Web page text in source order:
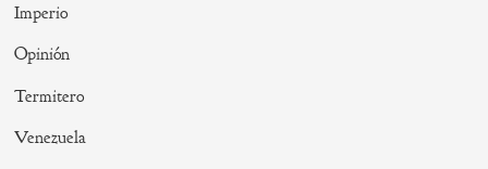
Imperio
Opinión
Termitero
Venezuela